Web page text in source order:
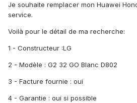
Je souhaite remplacer mon Huawei
service.
Voilà pour le détail de ma recherche:
1 - Constructeur :LG
2 - Modèle : G2 32 GO Blanc D802
3 - Facture fournie : oui
4 - Garantie : oui si possible